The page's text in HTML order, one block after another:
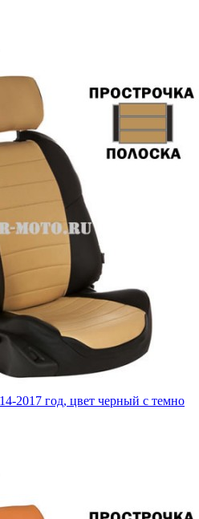
2017 год, цвет черный с темно